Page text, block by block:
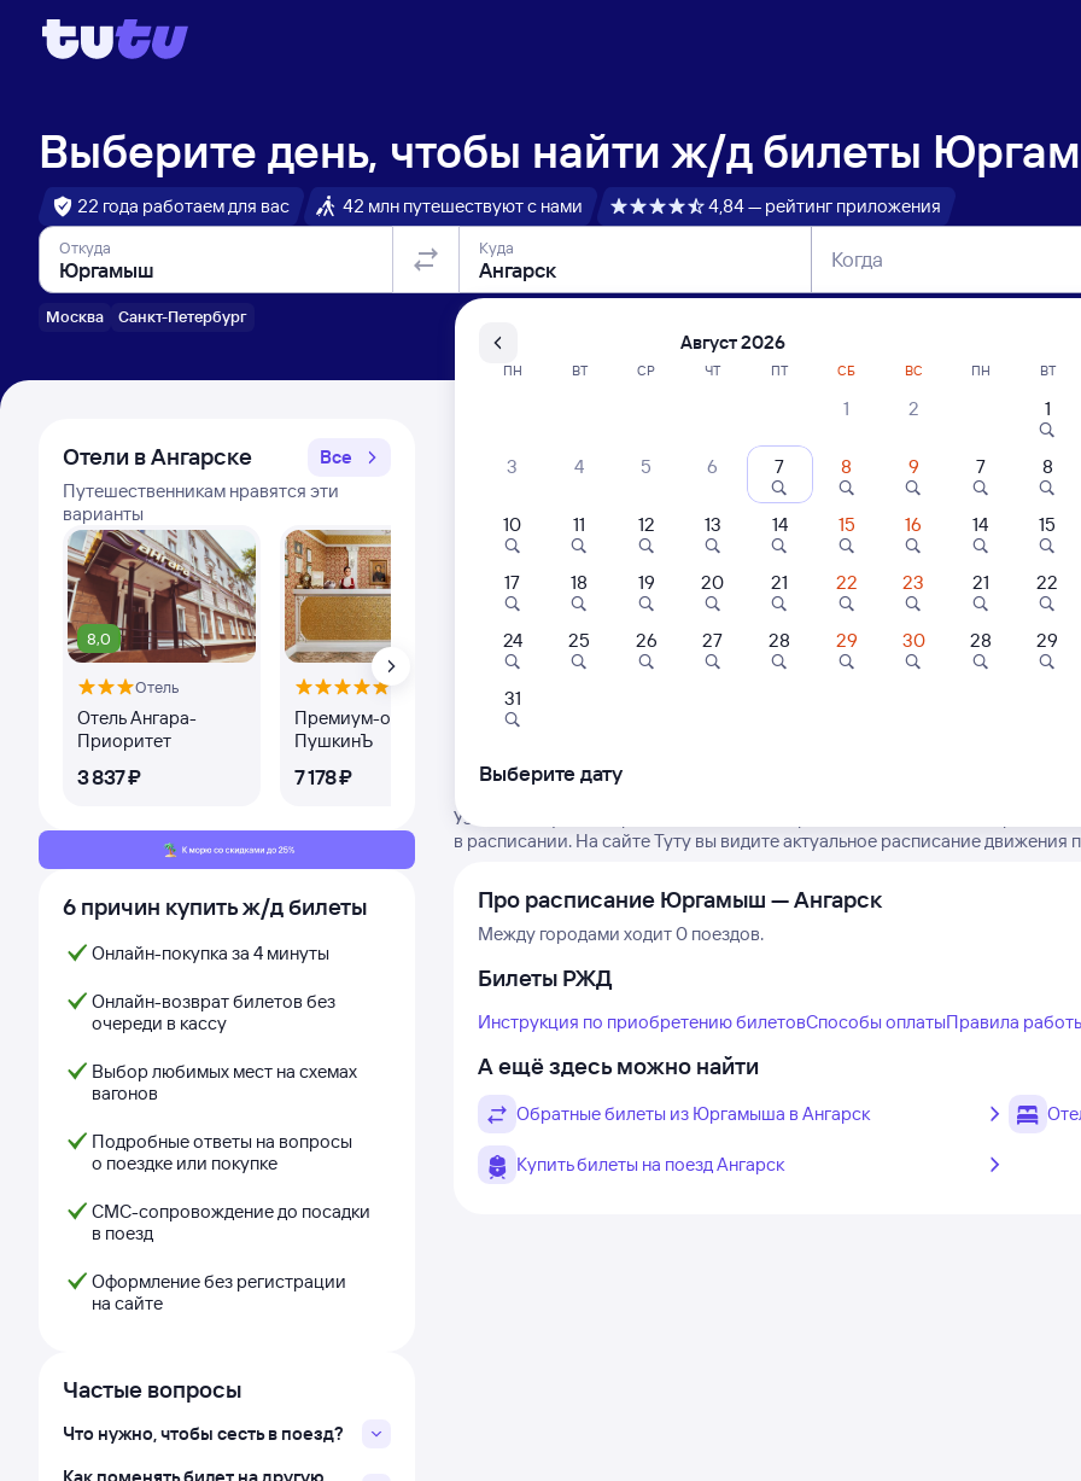
Выберите день, чтобы найти ж/д билеты
22 года работаем для вас 42 млн путешествуют с нами 4,84 — рейтинг приложения
Откуда
Москва Санкт-Петербург
Куда Когда
Отели в Ангарске
Все
Путешественникам нравятся эти
варианты
8,0
Отель
Отель Ангара-
Приоритет
3 ⁠837 ⁠₽
Премиум-отель
ПушкинЪ
7 ⁠178 ⁠₽
9,6
Апарт-отель Арбат
3 ⁠140 ⁠₽
9,2
6 причин купить ж/д билеты
Онлайн-покупка за 4 минуты
Онлайн-возврат билетов без
очереди в кассу
Выбор любимых мест на схемах
вагонов
Подробные ответы на вопросы
о поездке или покупке
СМС-сопровождение до посадки
в поезд
Оформление без регистрации
на сайте
Частые вопросы
Что нужно, чтобы сесть в поезд?
Расписание поездов Юргамыш — Ангарск
Нет рейсов по этому
Узнайте актуальное расписание пассажирских поездов РЖД из
в расписании. На сайте Туту вы видите актуальное расписание движения
Про расписание Юргамыш — Ангарск
Между городами ходит 0 поездов.
Билеты РЖД
Инструкция по приобретению билетовСпособы оплатыПравила
А ещё здесь можно найти
Обратные билеты из Юргамыша в Ангарск
Купить билеты на поезд Ангарск
Август 2026
ПН ВТ СР ЧТ ПТ СБ ВС
1 2
3 4 5 6 7 8 9
10 11 12 13 14 15 16
17 18 19 20 21 22 23
24 25 26 27 28 29 30
31
ПН ВТ
1
7 8
14 15
21 22
28 29
Выберите дату